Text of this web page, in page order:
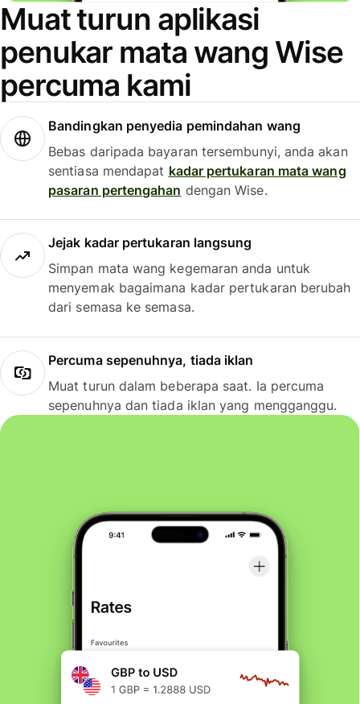
Muat turun aplikasi
penukar mata wang Wise
percuma kami
Bandingkan penyedia pemindahan wang
Bebas daripada bayaran tersembunyi, anda akan
sentiasa mendapat kadar pertukaran mata wang
pasaran pertengahan dengan Wise.
Jejak kadar pertukaran langsung
Simpan mata wang kegemaran anda untuk
menyemak bagaimana kadar pertukaran berubah
dari semasa ke semasa.
Percuma sepenuhnya, tiada iklan
Muat turun dalam beberapa saat. Ia percuma
sepenuhnya dan tiada iklan yang mengganggu.